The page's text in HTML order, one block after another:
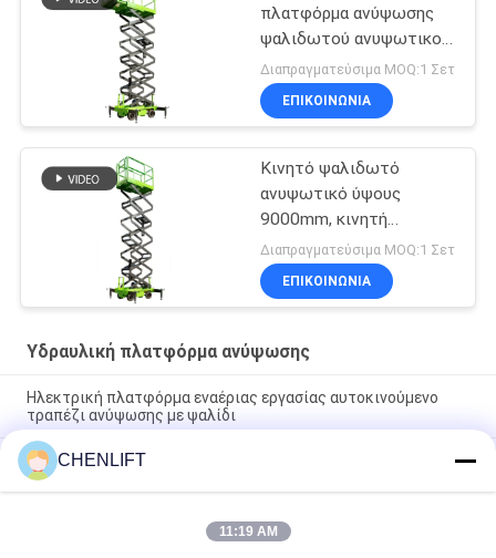
πλατφόρμα ανύψωσης
ψαλιδωτού ανυψωτικού
μηχανήματος με
επεκτεινόμενη
πλατφόρμα
Διαπραγματεύσιμα MOQ:1 Σετ
ΕΠΙΚΟΙΝΩΝΙΑ
Κινητό ψαλιδωτό
ανυψωτικό ύψους
9000mm, κινητή
υδραυλική πλατφόρμα
ανύψωσης για καθαρισμό
Διαπραγματεύσιμα MOQ:1 Σετ
ΕΠΙΚΟΙΝΩΝΙΑ
Υδραυλική πλατφόρμα ανύψωσης
Ηλεκτρική πλατφόρμα εναέριας εργασίας αυτοκινούμενο
τραπέζι ανύψωσης με ψαλίδι
10m Υδραυλική πλατφόρμα ανύψωσης Ηλεκτρική
αυτοκινούμενη ανύψωση με ψαλίδι με πλατφόρμα επέκτασης
450Kg φόρτωση
Υδραυλική πλατφόρμα ανύψωσης 10 μέτρων, αλουμινίου,
CHENLIFT
11:19 AM